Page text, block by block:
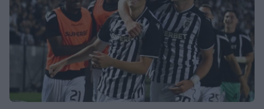
Μιχάλης Λεβεντογιάννης - Μιχαήλ
Ταμπακάκης: Σμίγουν ξανά
τηλεοπτικά στη νέα σειρά «Χαμένα
Μονοπάτια»